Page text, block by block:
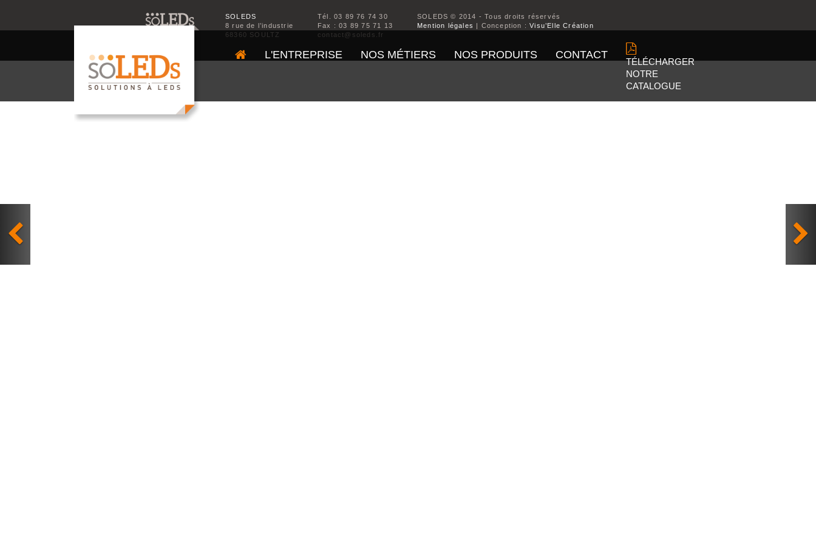
L'ENTREPRISE NOS MÉTIERS NOS PRODUITS CONTACT
TÉLÉCHARGER
NOTRE
CATALOGUE
SOLEDS
8 rue de l’industrie
68360 SOULTZ
Tél. 03 89 76 74 30
Fax : 03 89 75 71 13
contact@soleds.fr
SOLEDS © 2014 - Tous droits réservés
Mention légales | Conception :Visu’Elle Création